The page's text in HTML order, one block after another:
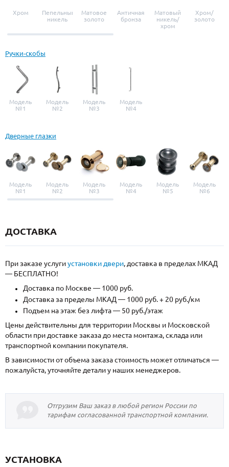
Хром
Пепельный
никель
Матовое
золото
Античная
бронза
Матовый
никель/
хром
Хром/
золото
Ручки-скобы
Модель
№1
Модель
№2
Модель
№3
Модель
№4
Дверные глазки
Модель
№1
Модель
№2
Модель
№3
Модель
№4
Модель
№5
Модель
№6
ДОСТАВКА
При заказе услугиустановки двери, доставка в пределах МКАД
— БЕСПЛАТНО!
Доставка по Москве — 1000 руб.
Доставка за пределы МКАД — 1000 руб. + 20 руб./км
Подъем на этаж без лифта — 50 руб./этаж
Цены действительны для территории Москвы и Московской
области при доставке заказа до места монтажа, склада или
транспортной компании покупателя.
В зависимости от объема заказа стоимость может отличаться —
пожалуйста, уточняйте детали у наших менеджеров.
Отгрузим Ваш заказ в любой регион России по
тарифам согласованной транспортной компании.
УСТАНОВКА